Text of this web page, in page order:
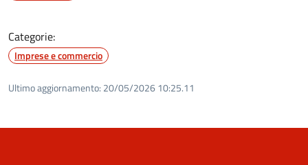
Categorie:
Imprese e commercio
Ultimo aggiornamento: 20/05/2026 10:25.11